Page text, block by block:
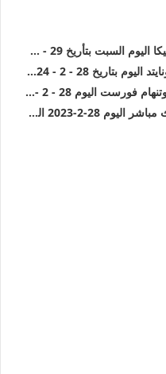
29 - 6 - 2024 الدوري المصري
- 2 - 2024 الدور الـ 16
28 - 2 - 2024 الدور الـ 16
الدوري الايطالي